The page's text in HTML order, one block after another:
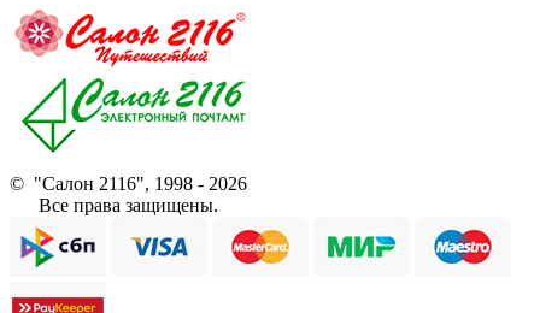
© "Салон 2116", 1998 - 2026
Все права защищены.